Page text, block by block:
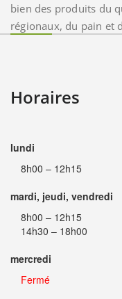
bien des produits du
régionaux, du pain et
Horaires
lundi
8h00 – 12h15
mardi, jeudi, vendredi
8h00 – 12h15
14h30 – 18h00
mercredi
Fermé